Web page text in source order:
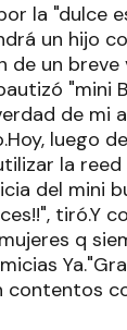
la "dulce
un hijo
de un breve
"mini
de mi
luego
la
del mini
tiró.Y
q